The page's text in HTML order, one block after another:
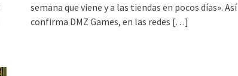
semana que viene y a las tiendas en pocos días». Así
confirma DMZ Games, en las redes […]